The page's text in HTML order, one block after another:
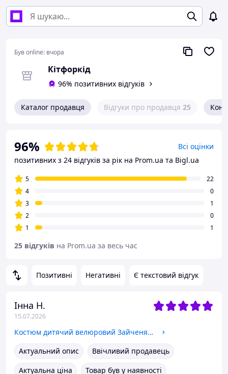
Був online: вчора
Кітфоркід
96% позитивних відгуків
Каталог продавця Відгуки про продавця 25
Позитивні Негативні Є текстовий відгук
Інна Н.
15.07.2026
Костюм дитячий велюровий Зайченя Пудровий, 68-74
Актуальний опис
Ввічливий продавець
Актуальна ціна
Товар був у наявності
96%
Всі оцінки
позитивних з 24 відгуків за рік на Prom.ua та Bigl.ua
5
22
4
0
3
1
2
0
1
1
25 відгуків на Prom.ua за весь час